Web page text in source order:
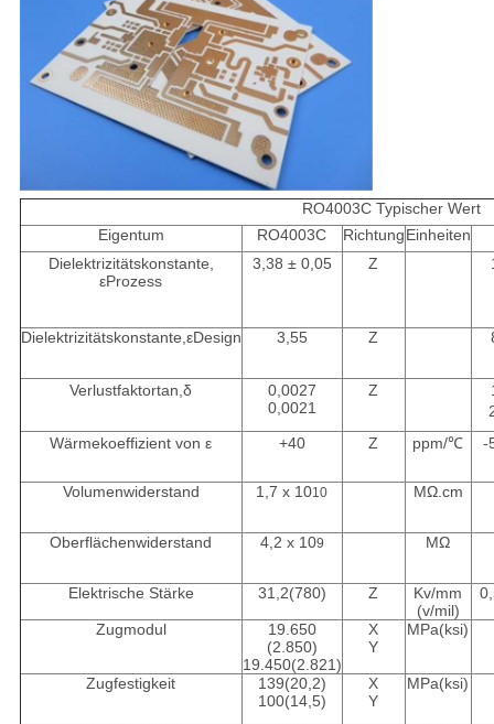
RO4003C Typischer Wert
Eigentum
RO4003C RichtungEinheiten
Dielektrizitätskonstante,
εProzess
3,38 ± 0,05 Z
Dielektrizitätskonstante,εDesign 3,55 Z
Verlustfaktortan,δ
0,0027
0,0021
Z
Wärmekoeffizient von ε
+40 Z ppm/℃ -
Volumenwiderstand 1,7 x 1010 MΩ.cm
Oberflächenwiderstand 4,2 x 109 MΩ
Elektrische Stärke 31,2(780) Z
Kv/mm
(v/mil)
Zugmodul
19.650
(2.850)
19.450(2.821)
X
Y
MPa(ksi)
Zugfestigkeit
139(20,2)
100(14,5)
X
Y
MPa(ksi)